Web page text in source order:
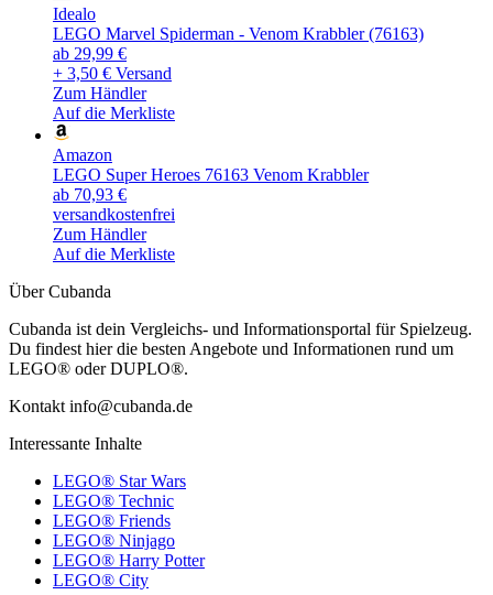
Idealo
LEGO Marvel Spiderman - Venom Krabbler (76163)
ab 29,99 €
+ 3,50 € Versand
Zum Händler
Auf die Merkliste
Amazon
LEGO Super Heroes 76163 Venom Krabbler
ab 70,93 €
versandkostenfrei
Zum Händler
Auf die Merkliste
Über Cubanda
Cubanda ist dein Vergleichs- und Informationsportal für Spielzeug.
Du findest hier die besten Angebote und Informationen rund um
LEGO® oder DUPLO®.
Kontakt info@cubanda.de
Interessante Inhalte
LEGO® Star Wars
LEGO® Technic
LEGO® Friends
LEGO® Ninjago
LEGO® Harry Potter
LEGO® City